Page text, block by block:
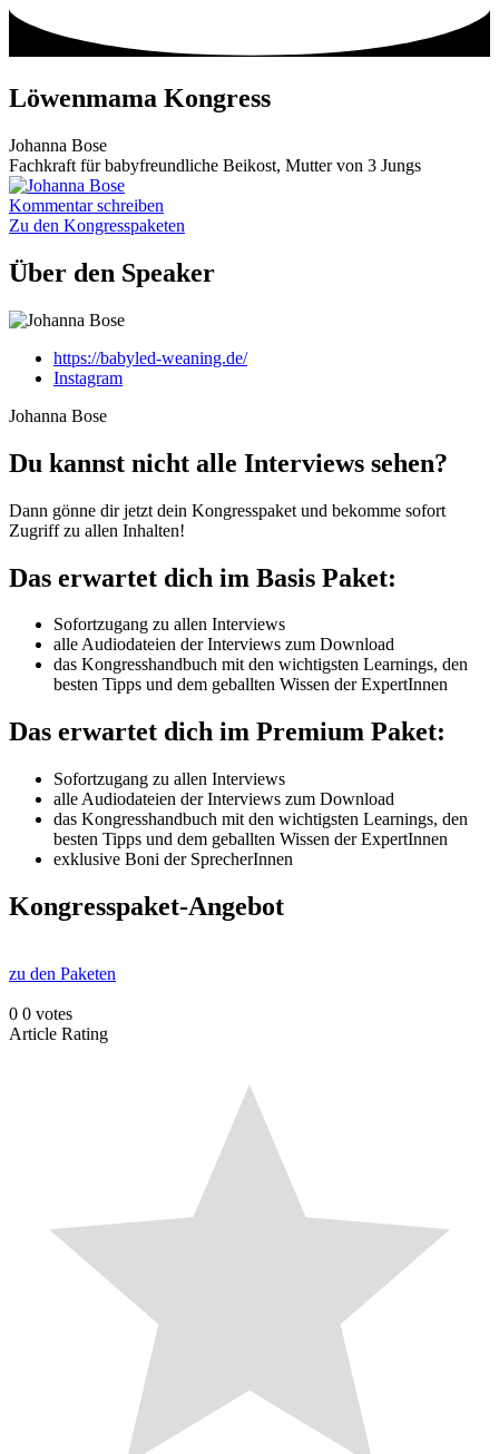
Zum
Inhalt
wechseln
Löwenmama Kongress
Johanna Bose
Fachkraft für babyfreundliche Beikost, Mutter von 3 Jungs
Kommentar schreiben
Zu den Kongresspaketen
Über den Speaker
https://babyled-weaning.de/
Instagram
Johanna Bose
Du kannst nicht alle Interviews sehen?
Dann gönne dir jetzt dein Kongresspaket und bekomme sofort
Zugriff zu allen Inhalten!
Das erwartet dich im Basis Paket:
Sofortzugang zu allen Interviews
alle Audiodateien der Interviews zum Download
das Kongresshandbuch mit den wichtigsten Learnings, den
besten Tipps und dem geballten Wissen der ExpertInnen
Das erwartet dich im Premium Paket:
Sofortzugang zu allen Interviews
alle Audiodateien der Interviews zum Download
das Kongresshandbuch mit den wichtigsten Learnings, den
besten Tipps und dem geballten Wissen der ExpertInnen
exklusive Boni der SprecherInnen
Kongresspaket-Angebot
zu den Paketen
0 0 votes
Article Rating